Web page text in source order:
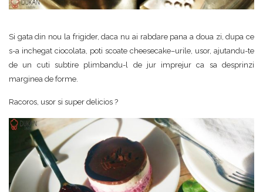
Si gata din nou la frigider, daca nu ai rabdare pana a doua zi, dupa ce
s-a inchegat ciocolata, poti scoate cheesecake–urile, usor, ajutandu-te
de un cuti subtire plimbandu-l de jur imprejur ca sa desprinzi
marginea de forme.
Racoros, usor si super delicios ?